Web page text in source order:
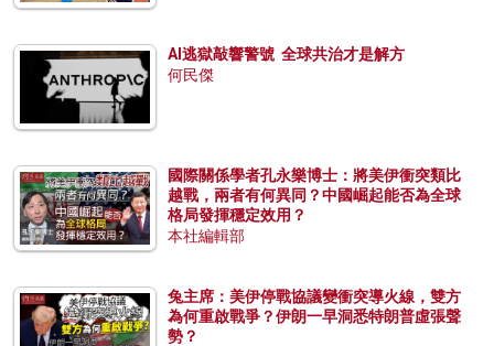
AI逃獄敲響警號 全球共治才是解方
何民傑
國際關係學者孔永樂博士：將美伊衝突類比
越戰，兩者有何異同？中國崛起能否為全球
格局發揮穩定效用？
本社編輯部
兔主席：美伊停戰協議變衝突導火線，雙方
為何重啟戰爭？伊朗一早洞悉特朗普虛張聲
勢？